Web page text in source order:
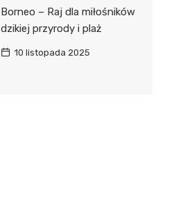
Borneo – Raj dla miłośników
dzikiej przyrody i plaż
10 listopada 2025